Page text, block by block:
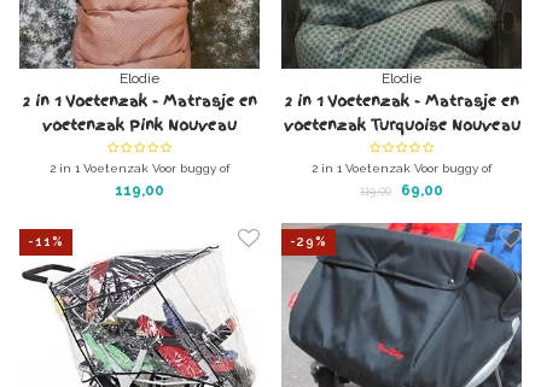
Elodie
2 in 1 Voetenzak - Matrasje en
voetenzak Pink Nouveau
2 in 1 Voetenzak Voor buggy of
kinderwagen. Matras (inlegger) en
de familidoo meerlingwagen
119,00
Elodie
2 in 1 Voetenzak - Matrasje en
voetenzak Turquoise Nouveau
2 in 1 Voetenzak Voor buggy of
kinderwagen. Matras (inlegger) en
Voetenzak / wagenzak ideaal ook voor
de familidoo meerlingwagen
119,00 69,00
-11% -29%